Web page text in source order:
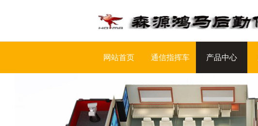
网站首页 通信指挥车 产品中心